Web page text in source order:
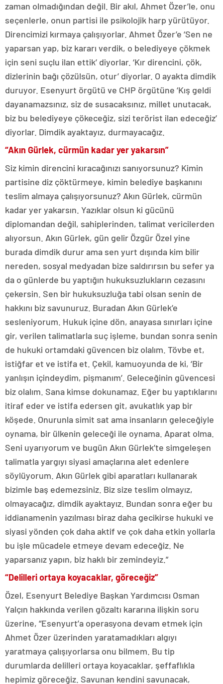
zaman olmadığından değil. Bir akıl, Ahmet Özer’le, onu
seçenlerle, onun partisi ile psikolojik harp yürütüyor.
Direncimizi kırmaya çalışıyorlar. Ahmet Özer’e ‘Sen ne
yaparsan yap, biz kararı verdik, o belediyeye çökmek
için seni suçlu ilan ettik’ diyorlar. ‘Kır direncini, çök,
dizlerinin bağı çözülsün, otur’ diyorlar. O ayakta dimdik
duruyor. Esenyurt örgütü ve CHP örgütüne ‘Kış geldi
dayanamazsınız, siz de susacaksınız, millet unutacak,
biz bu belediyeye çökeceğiz, sizi terörist ilan edeceğiz’
diyorlar. Dimdik ayaktayız, durmayacağız.
“Akın Gürlek, cürmün kadar yer yakarsın”
Siz kimin direncini kıracağınızı sanıyorsunuz? Kimin
partisine diz çöktürmeye, kimin belediye başkanını
teslim almaya çalışıyorsunuz? Akın Gürlek, cürmün
kadar yer yakarsın. Yazıklar olsun ki gücünü
diplomandan değil, sahiplerinden, talimat vericilerden
alıyorsun. Akın Gürlek, gün gelir Özgür Özel yine
burada dimdik durur ama sen yurt dışında kim bilir
nereden, sosyal medyadan bize saldırırsın bu sefer ya
da o günlerde bu yaptığın hukuksuzlukların cezasını
çekersin. Sen bir hukuksuzluğa tabi olsan senin de
hakkını biz savunuruz. Buradan Akın Gürlek’e
sesleniyorum. Hukuk içine dön, anayasa sınırları içine
gir, verilen talimatlarla suç işleme, bundan sonra senin
de hukuki ortamdaki güvencen biz olalım. Tövbe et,
istiğfar et ve istifa et. Çekil, kamuoyunda de ki, ‘Bir
yanlışın içindeydim, pişmanım’. Geleceğinin güvencesi
biz olalım. Sana kimse dokunamaz. Eğer bu yaptıklarını
itiraf eder ve istifa edersen git, avukatlık yap bir
köşede. Onurunla simit sat ama insanların geleceğiyle
oynama, bir ülkenin geleceği ile oynama. Aparat olma.
Seni uyarıyorum ve bugün Akın Gürlek’te simgeleşen
talimatla yargıyı siyasi amaçlarına alet edenlere
söylüyorum. Akın Gürlek gibi aparatları kullanarak
bizimle baş edemezsiniz. Biz size teslim olmayız,
olmayacağız, dimdik ayaktayız. Bundan sonra eğer bu
iddianamenin yazılması biraz daha gecikirse hukuki ve
siyasi yönden çok daha aktif ve çok daha etkin yollarla
bu işle mücadele etmeye devam edeceğiz. Ne
yaparsanız yapın, biz haklı bir zemindeyiz.”
“Delilleri ortaya koyacaklar, göreceğiz”
Özel, Esenyurt Belediye Başkan Yardımcısı Osman
Yalçın hakkında verilen gözaltı kararına ilişkin soru
üzerine, “Esenyurt’a operasyona devam etmek için
Ahmet Özer üzerinden yaratamadıkları algıyı
yaratmaya çalışıyorlarsa onu bilmem. Bu tip
durumlarda delilleri ortaya koyacaklar, şeffaflıkla
hepimiz göreceğiz. Savunan kendini savunacak,